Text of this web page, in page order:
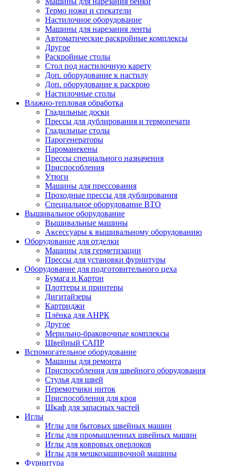
Термо ножи и спекатели
Настилочное оборудование
Машины для нарезания ленты
Автоматические раскройные комплексы
Другое
Раскройные столы
Стол под настилочную карету
Доп. оборудование к настилу
Доп. оборудование к раскрою
Настилочные столы
Влажно-тепловая обработка
Гладильные доски
Прессы для дублирования и термопечати
Гладильные столы
Парогенераторы
Пароманекены
Прессы специального назначения
Приспособления
Утюги
Машины для прессования
Проходные прессы для дублирования
Специальное оборудование ВТО
Вышивальное оборудование
Вышивальные машины
Аксессуары к вышивальному оборудованию
Оборудование для отделки
Машины для герметизации
Прессы для установки фурнитуры
Оборудование для подготовительного цеха
Бумага и Картон
Плоттеры и принтеры
Дигитайзеры
Картриджи
Плёнка для АНРК
Другое
Мерильно-браковочные комплексы
Швейный САПР
Вспомогательное оборудование
Машины для ремонта
Приспособления для швейного оборудования
Стулья для швей
Перемотчики ниток
Приспособления для кроя
Шкаф для запасных частей
Иглы
Иглы для бытовых швейных машин
Иглы для промышленных швейных машин
Иглы для ковровых оверлоков
Иглы для мешкозашивочной машины
Фурнитура